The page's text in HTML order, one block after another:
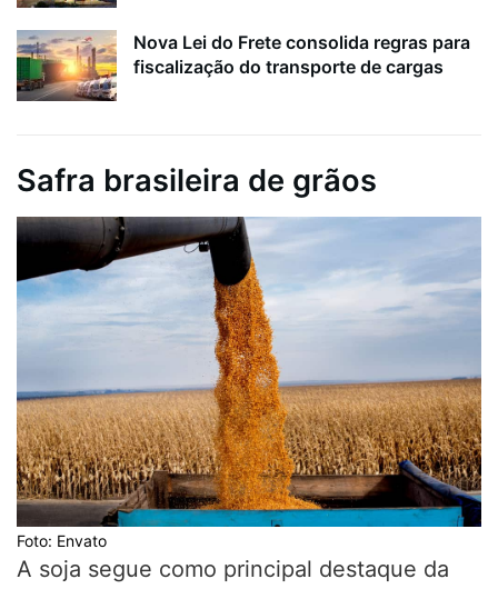
Nova Lei do Frete consolida regras para
fiscalização do transporte de cargas
Safra brasileira de grãos
Foto: Envato
A soja segue como principal destaque da